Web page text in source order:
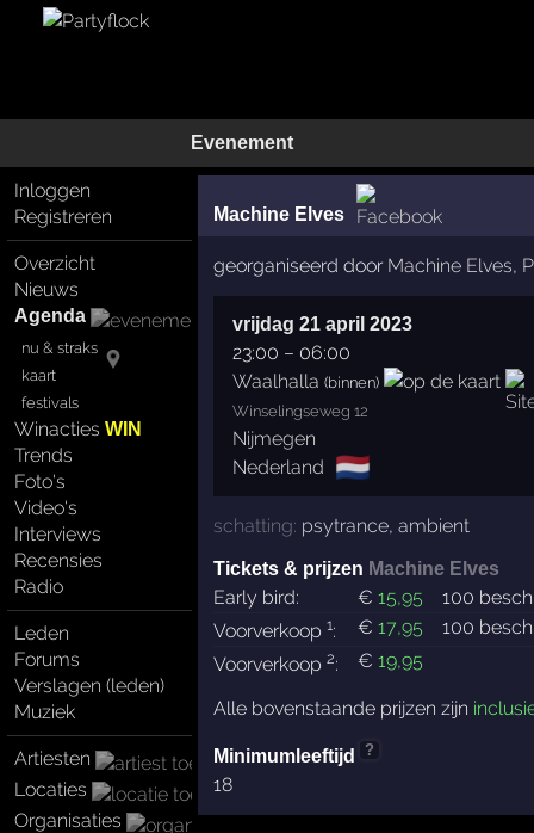
Evenement
Inloggen
Registreren
Overzicht
Nieuws
Agenda
nu & straks
kaart
festivals
WinactiesWIN
Trends
Foto's
Video's
Interviews
Recensies
Radio
Leden
Forums
Verslagen (leden)
Muziek
Artiesten
Locaties
Organisaties
Machine Elves
georganiseerd door Machine Elves,
vrijdag 21 april 2023
23:00 – 06:00
Waalhalla (binnen)
Winselingseweg 12
Nijmegen
Nederland 🇳🇱
schatting: psytrance, ambient
Tickets & prijzen Machine Elves
Early bird: € 15,95
100
Voorverkoop 1: € 17,95
100
Voorverkoop 2: € 19,95
Alle bovenstaande prijzen zijn
Minimumleeftijd ?
18